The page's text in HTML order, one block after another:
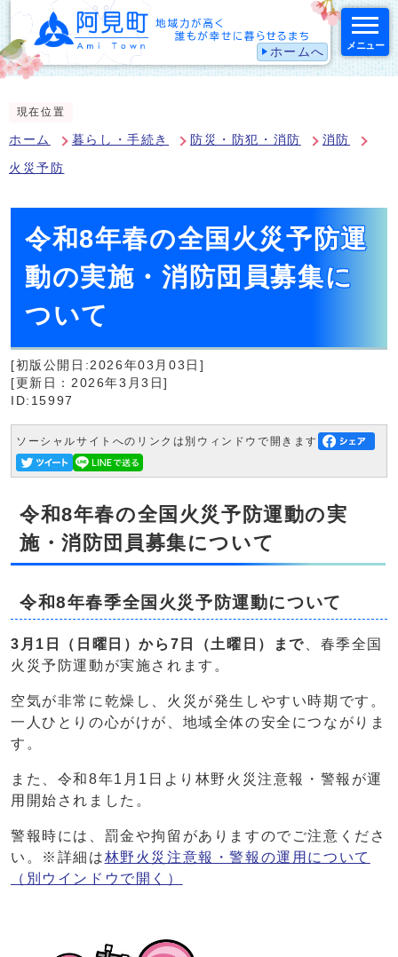
ホームへ メニュー
現在位置
ホーム 暮らし・手続き 防災・防犯・消防 消防
火災予防
令和8年春の全国火災予防運
動の実施・消防団員募集に
ついて
[初版公開日:2026年03月03日]
[更新日：2026年3月3日]
ID:15997
ソーシャルサイトへのリンクは別ウィンドウで開きます
令和8年春の全国火災予防運動の実
施・消防団員募集について
令和8年春季全国火災予防運動について
3月1日（日曜日）から7日（土曜日）まで 、春季全国
火災予防運動が実施されます。
空気が非常に乾燥し、火災が発生しやすい時期です。
一人ひとりの心がけが、地域全体の安全につながりま
す。
また、令和8年1月1日より林野火災注意報・警報が運
用開始されました。
警報時には、罰金や拘留がありますのでご注意くださ
い。※詳細は林野火災注意報・警報の運用について
（別ウインドウで開く）